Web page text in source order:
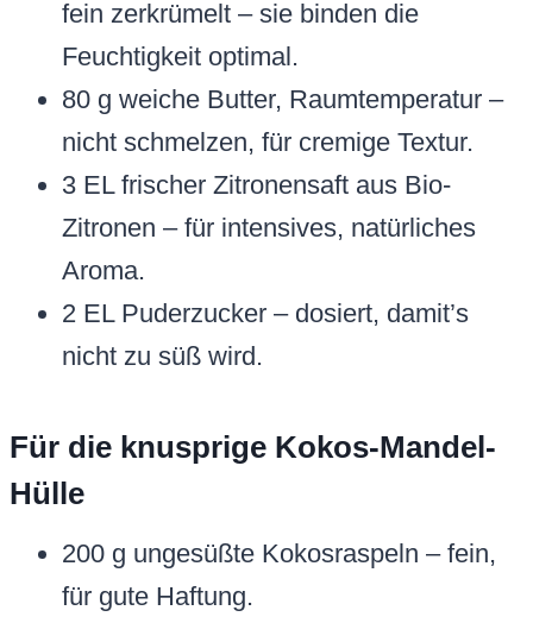
fein zerkrümelt – sie binden die
Feuchtigkeit optimal.
80 g weiche Butter, Raumtemperatur –
nicht schmelzen, für cremige Textur.
3 EL frischer Zitronensaft aus Bio-
Zitronen – für intensives, natürliches
Aroma.
2 EL Puderzucker – dosiert, damit’s
nicht zu süß wird.
Für die knusprige Kokos-Mandel-
Hülle
200 g ungesüßte Kokosraspeln – fein,
für gute Haftung.